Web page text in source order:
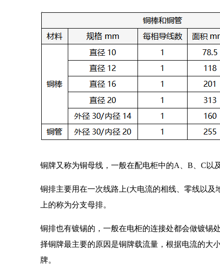
铜牌又称为铜母线，一般在配电柜中的A、B、C以
铜排主要用在一次线路上(大电流的相线、零线以
上的称为分支母排。
铜排也有镀锡的，一般在电柜的连接处都会做镀锡
择铜牌最主要的原因是铜牌载流量，根据电流的大
牌。